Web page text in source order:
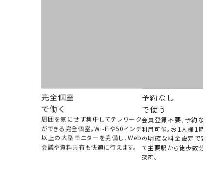
完全個室
で働く
周囲を気にせず集中してテレワーク
ができる完全個室。Wi-Fiや50インチ
以上の大型モニターを完備し、Web
会議や資料共有も快適に行えます。
予約なし
で使う
会員登録不要、予約なし
利用可能。お1人様1時間
の明確な料金設定で安心
て主要駅から徒歩数分と
抜群。